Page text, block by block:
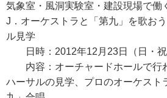
気象室・風洞実験室・建設現場で働
J．オーケストラと「第九」を歌お
ル見学
日時：2012年12月23日（日・祝
内容：オーチャードホールで行
ハーサルの見学、プロのオーケスト